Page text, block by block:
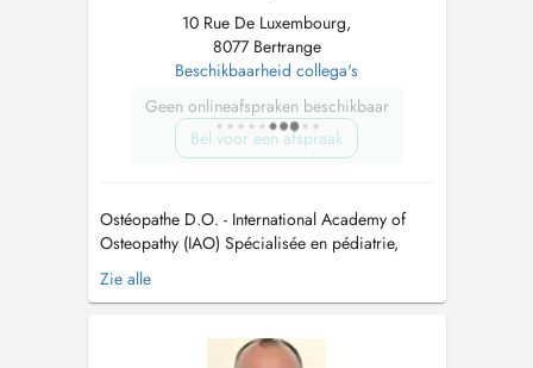
10 Rue De Luxembourg,
8077 Bertrange
Beschikbaarheid collega's
Geen onlineafspraken beschikbaar
Bel voor een afspraak
Ostéopathe D.O. - International Academy of
Osteopathy (IAO) Spécialisée en pédiatrie,
grossesse et post-partum Je prends en charge
l'ostéopathie générale et sportive, ainsi que les
Pour toute demande urgente, n'hésitez pas à
téléphoner au cabinet. ...
Zie alle